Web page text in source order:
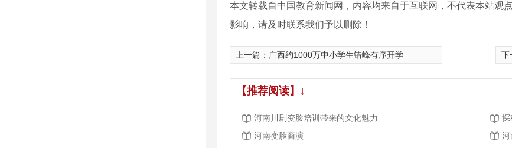
本文转载自中国教育新闻网，内容均来自于互联网，不代表本站观
影响，请及时联系我们予以删除！
上一篇： 广西约1000万中小学生错峰有序开学 下
【推荐阅读】↓
河南川剧变脸培训带来的文化魅力
探
河南变脸商演
河